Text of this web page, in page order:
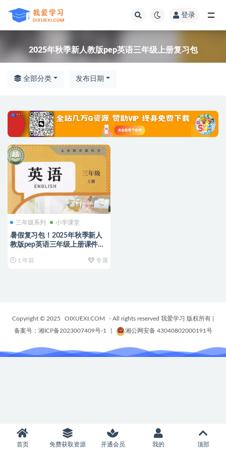
登录
2025年秋季新人教版pep英语三年级上册复习包
全部分类 发布日期
三年级系列 小学课堂
暑假复习包！2025年秋季新人
教版pep英语三年级上册课件
+字帖等资源
1 年前 专属
Copyright © 2025 OIXUEXI.COM - All rights reserved 我爱学习 版权所有
备案号：湘ICP备2023007409号-1
湘公网安备 43040802000191号
首页 免费获取资源 开通会员 我的 顶部